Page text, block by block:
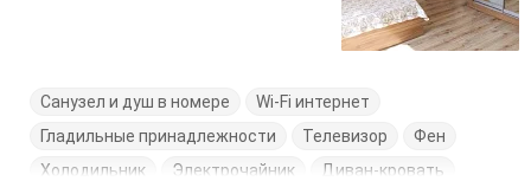
Санузел и душ в номере
Wi-Fi интернет
Гладильные принадлежности
Телевизор
Фен
Холодильник
Электрочайник
Диван-кровать